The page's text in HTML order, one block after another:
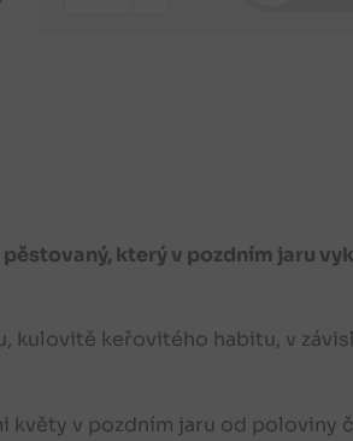
který v pozdním jaru
kulovitě keřovitého habitu, v
v pozdním jaru od poloviny